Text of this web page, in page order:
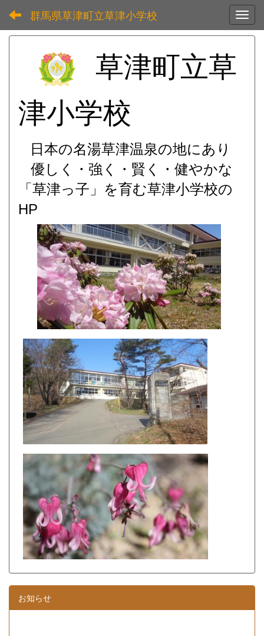
群馬県草津町立草津小学校
草津町立草
津小学校
日本の名湯草津温泉の地にあり
優しく・強く・賢く・健やかな
「草津っ子」を育む草津小学校の
HP
お知らせ